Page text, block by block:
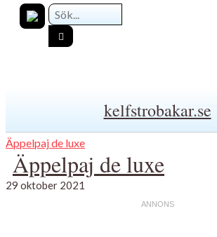
kelfstrobakar.se
Äppelpaj de luxe
Äppelpaj de luxe
29 oktober 2021